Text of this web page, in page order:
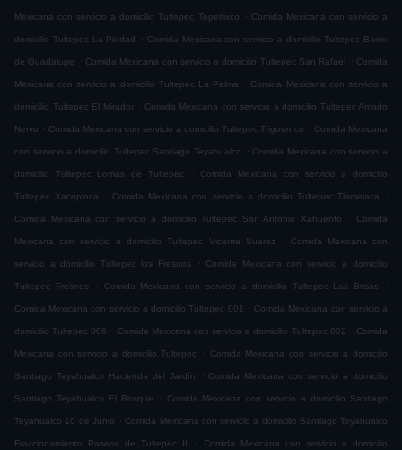
Mexicana con servicio a domicilio Tultepec Tepetlixco . Comida Mexicana con servicio a
domicilio Tultepec La Piedad . Comida Mexicana con servicio a domicilio Tultepec Barrio
de Guadalupe . Comida Mexicana con servicio a domicilio Tultepec San Rafael . Comida
Mexicana con servicio a domicilio Tultepec La Palma . Comida Mexicana con servicio a
domicilio Tultepec El Mirador . Comida Mexicana con servicio a domicilio Tultepec Amado
Nervo . Comida Mexicana con servicio a domicilio Tultepec Trigotenco . Comida Mexicana
con servicio a domicilio Tultepec Santiago Teyahualco . Comida Mexicana con servicio a
domicilio Tultepec Lomas de Tultepec . Comida Mexicana con servicio a domicilio
Tultepec Xacopinca . Comida Mexicana con servicio a domicilio Tultepec Tlamelaca .
Comida Mexicana con servicio a domicilio Tultepec San Antonio Xahuento . Comida
Mexicana con servicio a domicilio Tultepec Vicente Suarez . Comida Mexicana con
servicio a domicilio Tultepec los Fresnos . Comida Mexicana con servicio a domicilio
Tultepec Fresnos . Comida Mexicana con servicio a domicilio Tultepec Las Brisas .
Comida Mexicana con servicio a domicilio Tultepec 001 . Comida Mexicana con servicio a
domicilio Tultepec 006 . Comida Mexicana con servicio a domicilio Tultepec 002 . Comida
Mexicana con servicio a domicilio Tultepec . Comida Mexicana con servicio a domicilio
Santiago Teyahualco Hacienda del Jardín . Comida Mexicana con servicio a domicilio
Santiago Teyahualco El Bosque . Comida Mexicana con servicio a domicilio Santiago
Teyahualco 10 de Junio . Comida Mexicana con servicio a domicilio Santiago Teyahualco
Fraccionamiento Paseos de Tultepec II . Comida Mexicana con servicio a domicilio